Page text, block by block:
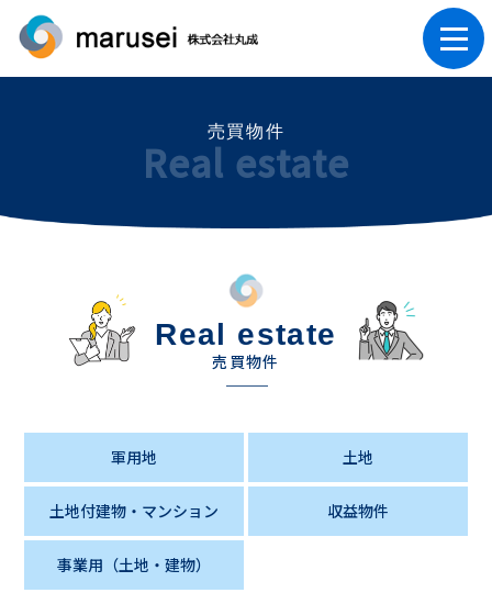
売買物件
Real estate
Real estate
売買物件
軍用地 土地
土地付建物・マンション 収益物件
事業用（土地・建物）